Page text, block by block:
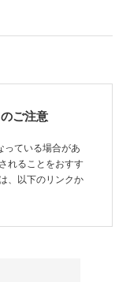
ご注意
っている場合があ
れることをおすす
、以下のリンクか